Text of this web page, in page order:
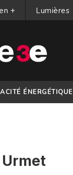
+ Lumières
ÉNERGÉTIQUE
Urmet